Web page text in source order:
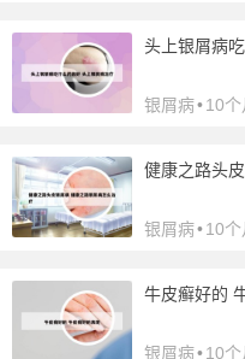
头上银屑病
银屑病•10
健康之路头
银屑病•10
牛皮癣好的
银屑病•10